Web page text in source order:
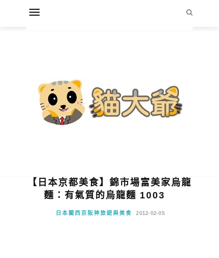
【日本京都美食】錦市場富美家烏龍
麵：有氣質的烏龍麵 1003
日本關西京阪神旅遊與美食 2012-02-05